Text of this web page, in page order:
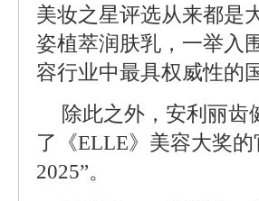
美妆之星评选从来都是
姿植萃润肤乳，一举入
容行业中最具权威性的
除此之外，安利丽
了《ELLE》美容大奖的
2025”。